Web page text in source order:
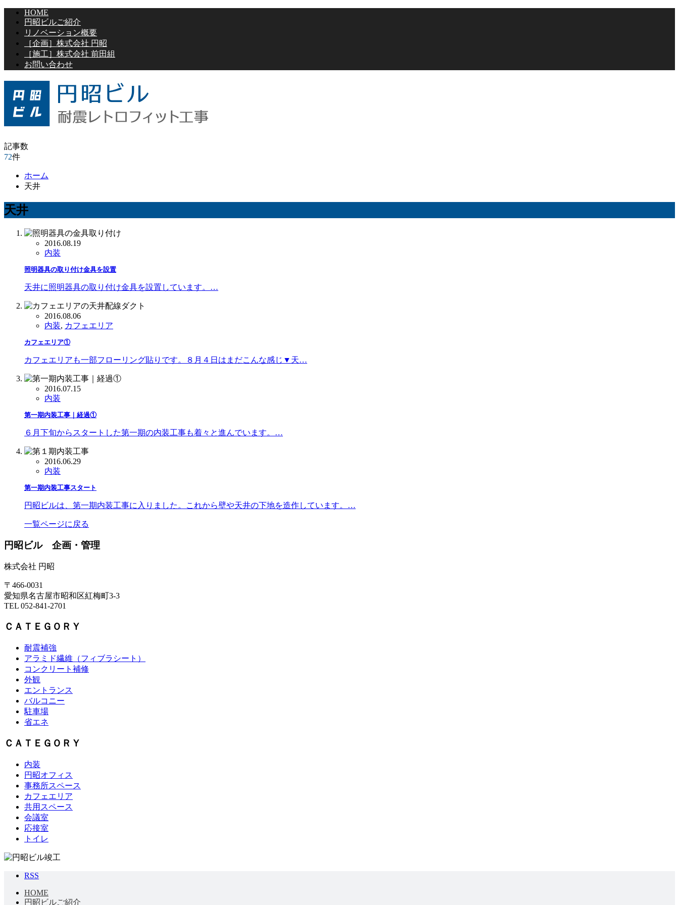
HOME
円昭ビルご紹介
リノベーション概要
［企画］株式会社 円昭
［施工］株式会社 前田組
お問い合わせ
記事数
72件
ホーム
天井
天井
2016.08.19
内装
照明器具の取り付け金具を設置
天井に照明器具の取り付け金具を設置しています。…
2016.08.06
内装, カフェエリア
カフェエリア①
カフェエリアも一部フローリング貼りです。８月４日はまだこんな感じ▼天…
2016.07.15
内装
第一期内装工事｜経過①
６月下旬からスタートした第一期の内装工事も着々と進んでいます。…
2016.06.29
内装
第一期内装工事スタート
円昭ビルは、第一期内装工事に入りました。これから壁や天井の下地を造作しています。…
一覧ページに戻る
円昭ビル 企画・管理
株式会社 円昭
〒466-0031
愛知県名古屋市昭和区紅梅町3-3
TEL 052-841-2701
ＣＡＴＥＧＯＲＹ
耐震補強
アラミド繊維（フィブラシート）
コンクリート補修
外観
エントランス
バルコニー
駐車場
省エネ
ＣＡＴＥＧＯＲＹ
内装
円昭オフィス
事務所スペース
カフェエリア
共用スペース
会議室
応接室
トイレ
RSS
HOME
円昭ビルご紹介